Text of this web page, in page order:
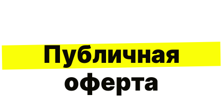
Публичная
оферта